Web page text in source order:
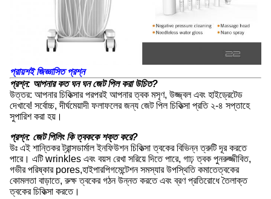
প্রায়শই জিজ্ঞাসিত প্রশ্ন
প্রশ্ন: আপনার কত ঘন ঘন জেট পিল করা উচিত?
উত্তর: আপনার চিকিত্সার পরপরই আপনার ত্বক মসৃণ, উজ্জ্বল এবং হাইড্রেটেড
দেখাবে! সর্বোচ্চ, দীর্ঘমেয়াদী ফলাফলের জন্য জেট পিল চিকিত্সা প্রতি ২-৪ সপ্তাহে
সুপারিশ করা হয়।
প্রশ্ন: জেট পিলিং কি ত্বককে শক্ত করে?
উঃ এই শান্তিকর ট্রান্সডার্মাল ইনফিউশন চিকিত্সা ত্বকের বিভিন্ন ত্রুটি দূর করতে
পারে। এটি wrinkles এবং বয়স রেখা সরিয়ে দিতে পারে, গাঢ় ত্বক পুনরুজ্জীবিত,
গভীর পরিষ্কার pores,হাইপারপিগমেন্টেশন সমস্যার উপস্থিতি কমাতেত্বকের
কোমলতা বাড়াতে, রুক্ষ ত্বকের গঠন উন্নত করতে এবং ব্রণ প্রতিরোধে তৈলাক্ত
ত্বকের চিকিত্সা করতে।